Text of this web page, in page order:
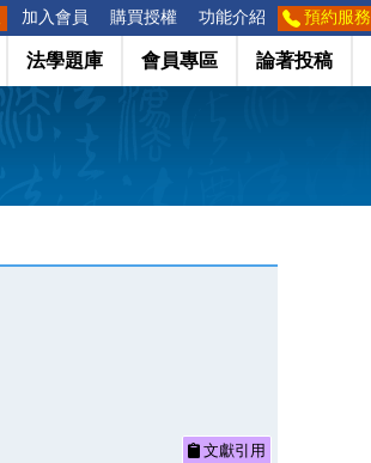
加入會員 購買授權 功能介紹 預約服務
法學題庫 會員專區 論著投稿
文獻引用